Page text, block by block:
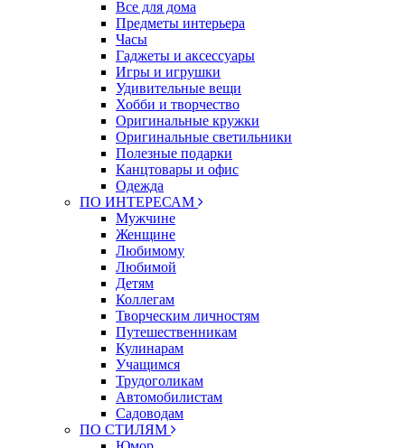
Все для дома
Предметы интерьера
Часы
Гаджеты и аксессуары
Игры и игрушки
Удивительные вещи
Хобби и творчество
Оригинальные кружки
Оригинальные светильники
Полезные подарки
Канцтовары и офис
Одежда
ПО ИНТЕРЕСАМ
Мужчине
Женщине
Любимому
Любимой
Детям
Коллегам
Творческим личностям
Путешественникам
Кулинарам
Учащимся
Трудоголикам
Автомобилистам
Садоводам
ПО СТИЛЯМ